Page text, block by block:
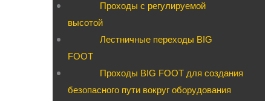
Проходы с регулируемой
высотой
Лестничные переходы BIG
FOOT
Проходы BIG FOOT для создания
безопасного пути вокруг оборудования